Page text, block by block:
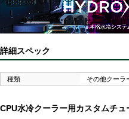
詳細スペック
種類 その他クーラ
CPU水冷クーラー用カスタムチュ